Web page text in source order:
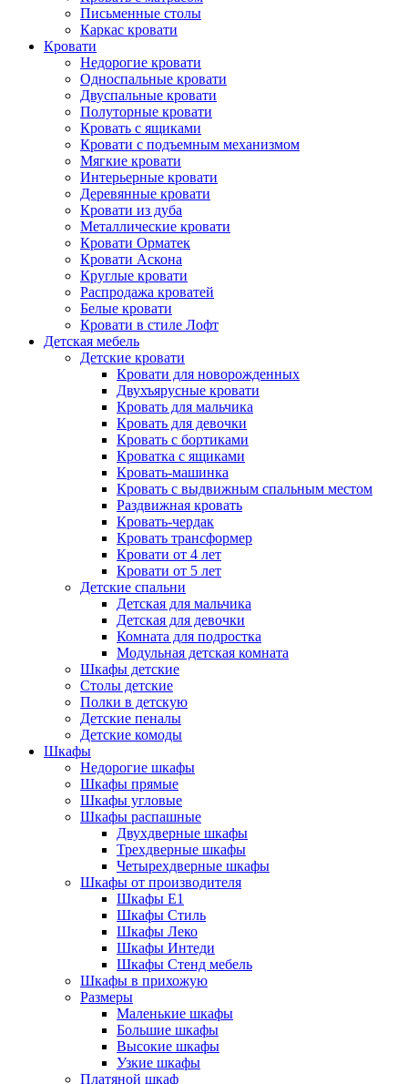
Письменные столы
Каркас кровати
Кровати
Недорогие кровати
Односпальные кровати
Двуспальные кровати
Полуторные кровати
Кровать с ящиками
Кровати с подъемным механизмом
Мягкие кровати
Интерьерные кровати
Деревянные кровати
Кровати из дуба
Металлические кровати
Кровати Орматек
Кровати Аскона
Круглые кровати
Распродажа кроватей
Белые кровати
Кровати в стиле Лофт
Детская мебель
Детские кровати
Кровати для новорожденных
Двухъярусные кровати
Кровать для мальчика
Кровать для девочки
Кровать с бортиками
Кроватка с ящиками
Кровать-машинка
Кровать с выдвижным спальным местом
Раздвижная кровать
Кровать-чердак
Кровать трансформер
Кровати от 4 лет
Кровати от 5 лет
Детские спальни
Детская для мальчика
Детская для девочки
Комната для подростка
Модульная детская комната
Шкафы детские
Столы детские
Полки в детскую
Детские пеналы
Детские комоды
Шкафы
Недорогие шкафы
Шкафы прямые
Шкафы угловые
Шкафы распашные
Двухдверные шкафы
Трехдверные шкафы
Четырехдверные шкафы
Шкафы от производителя
Шкафы E1
Шкафы Стиль
Шкафы Леко
Шкафы Интеди
Шкафы Стенд мебель
Шкафы в прихожую
Размеры
Маленькие шкафы
Большие шкафы
Высокие шкафы
Узкие шкафы
Платяной шкаф